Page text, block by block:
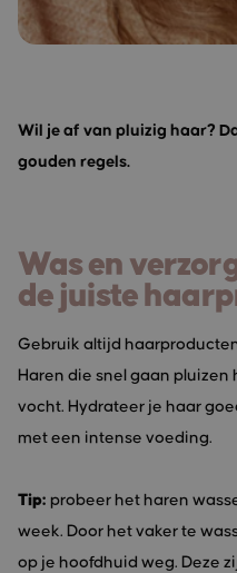
Wil je af van pluizig haar?
gouden regels.
Was en
de juiste
Gebruik altijd
Haren die snel gaan
vocht. Hydrateer je haar
met een intense voeding.
Tip: probeer het haren
week. Door het vaker te
op je hoofdhuid weg. Deze